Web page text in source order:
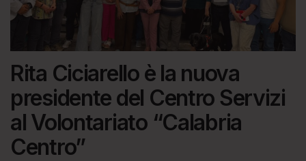
Rita Ciciarello è la nuova
presidente del Centro Servizi
al Volontariato “Calabria
Centro”